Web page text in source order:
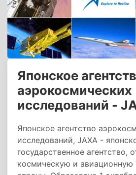
Японское
аэрокосмических
исследований -
Японское агентство
исследований, JAXA -
государственное агентство,
космическую и авиационную